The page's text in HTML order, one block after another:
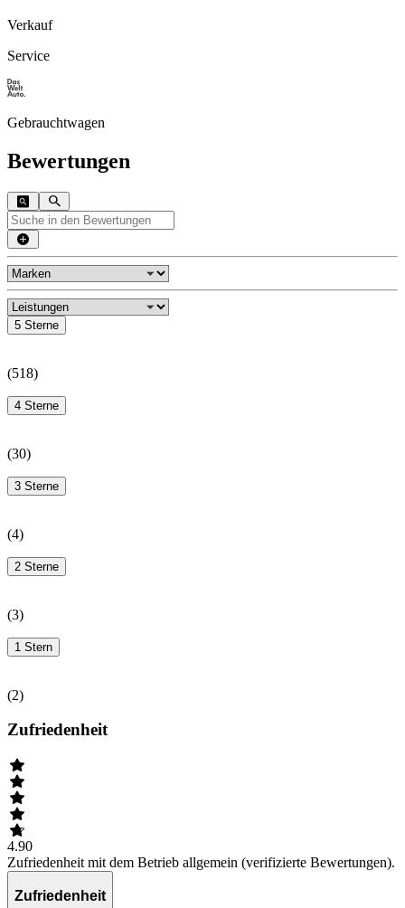
Verkauf
Service
Gebrauchtwagen
Bewertungen
5 Sterne
(518)
4 Sterne
(30)
3 Sterne
(4)
2 Sterne
(3)
1 Stern
(2)
Zufriedenheit
4.90
Zufriedenheit mit dem Betrieb allgemein (verifizierte Bewertungen).
Zufriedenheit